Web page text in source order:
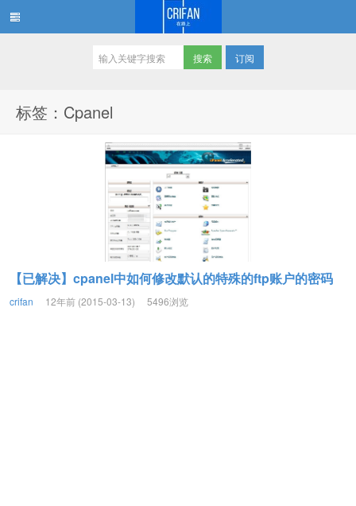
订阅
标签：Cpanel
【已解决】cpanel中如何修改默认的特殊的ftp账户的密码
crifan 12年前 (2015-03-13) 5496浏览